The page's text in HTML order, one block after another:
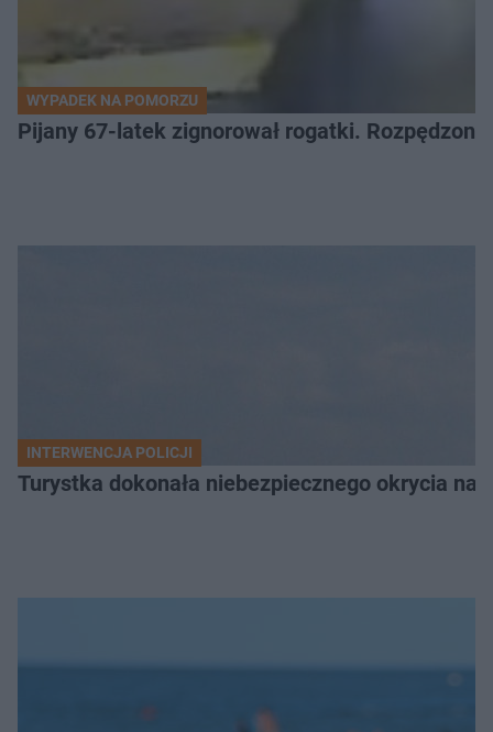
WYPADEK NA POMORZU
Pijany 67-latek zignorował rogatki.
INTERWENCJA POLICJI
Turystka dokonała niebezpiecznego okrycia